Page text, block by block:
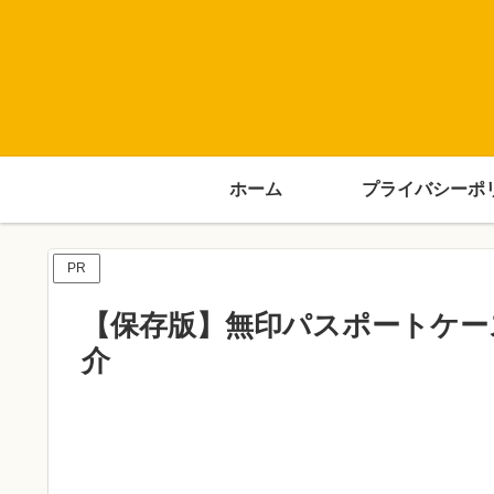
ホーム プライバシーポ
PR
【保存版】無印パスポートケ
介